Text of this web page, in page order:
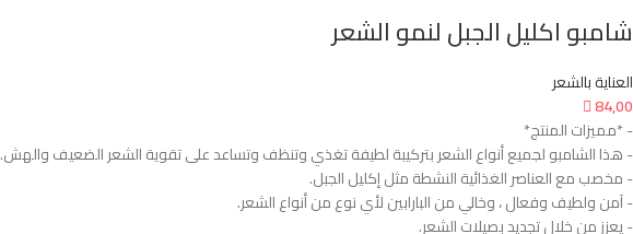
شامبو اكليل الجبل لنمو الشعر
العناية بالشعر
84,00
- *مميزات المنتج*
- هذا الشامبو لجميع أنواع الشعر بتركيبة لطيفة تغذي وتنظف وتساعد على تقوية الشعر الضعيف والهش.
- مخصب مع العناصر الغذائية النشطة مثل إكليل الجبل.
- آمن ولطيف وفعال ، وخالي من البارابين لأي نوع من أنواع الشعر.
- يعزز من خلال تجديد بصيلات الشعر.